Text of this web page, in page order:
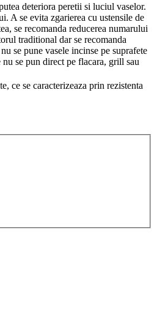
deteriora peretii si luciul vaselor.
A se evita zgarierea cu ustensile de
se recomanda reducerea numarului
traditional dar se recomanda
se pune vasele incinse pe suprafete
se pun direct pe flacara, grill sau
ce se caracterizeaza prin rezistenta